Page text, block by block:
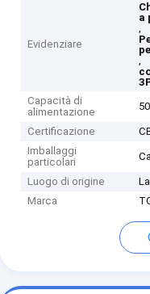
Evidenziare
a
,
,
Capacità di
alimentazione
Certificazione
Imballaggi
particolari
Luogo di origine
Marca